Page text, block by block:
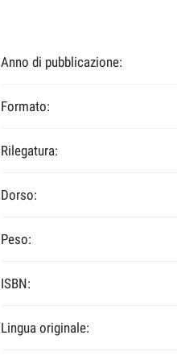
Anno di pubblicazione:
Formato:
Rilegatura:
Dorso:
Peso:
ISBN:
Lingua originale: